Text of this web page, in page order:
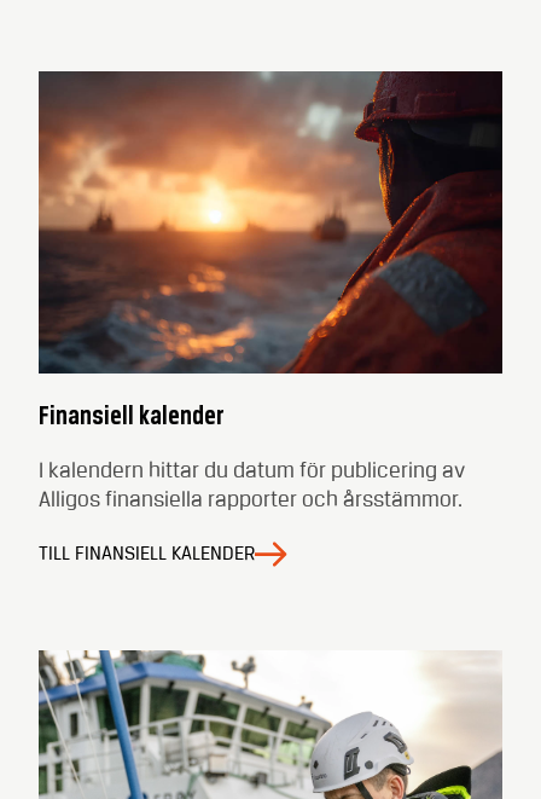
Finansiell kalender
I kalendern hittar du datum för publicering av
Alligos finansiella rapporter och årsstämmor.
TILL FINANSIELL KALENDER